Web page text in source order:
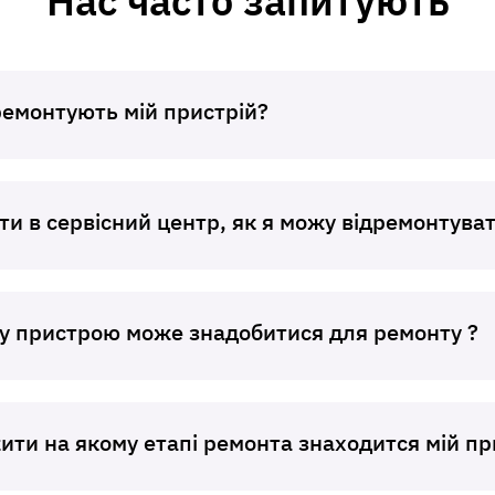
інформацію
Ваш ПІБ та контактний номер телефона
Адресу зворотньої доставки**
мій пристрій?
в сервісний центр, як я можу
пристрою може знадобитися для ремонту ?
на якому етапі ремонта знаходится мій